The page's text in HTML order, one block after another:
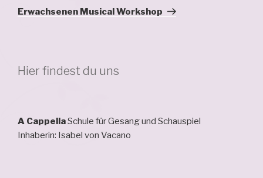
Beitrag
Erwachsenen Musical Workshop
Hier findest du uns
A CappellaSchule für Gesang und Schauspiel
Inhaberin: Isabel von Vacano